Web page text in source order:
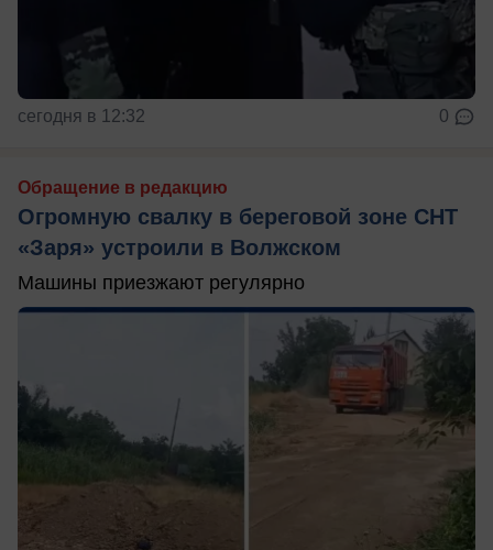
сегодня в 12:32 0
Обращение в редакцию
Огромную свалку в береговой зоне СНТ
«Заря» устроили в Волжском
Машины приезжают регулярно